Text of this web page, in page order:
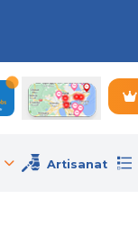
Artisanat